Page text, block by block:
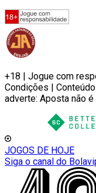
+18 | Jogue com
Condições |
adverte: Aposta não
JOGOS DE HOJE
Siga o canal do